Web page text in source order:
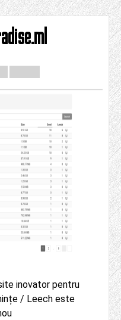
inovator pentru
/ Leech este